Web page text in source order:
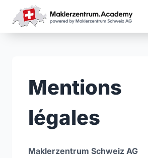
Mentions
légales
Maklerzentrum Schweiz AG